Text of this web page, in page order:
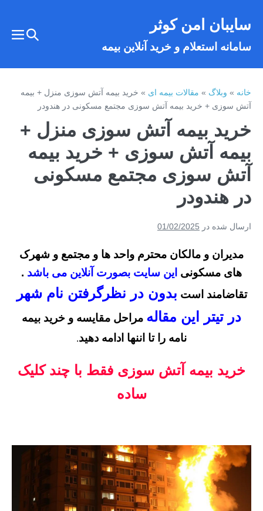
سایبان امن کوثر
سامانه استعلام و خرید آنلاین بیمه
تغییر
خانه»وبلاگ»مقالات بیمه ای»خرید بیمه آتش سوزی منزل + بیمه
آتش سوزی + خرید بیمه آتش سوزی مجتمع مسکونی در هندودر
خرید بیمه آتش سوزی منزل +
بیمه آتش سوزی + خرید بیمه
آتش سوزی مجتمع مسکونی
در هندودر
ارسال شده در 01/02/2025
مدیران و مالکان محترم واحد ها و مجتمع و شهرک
های مسکونی این سایت بصورت آنلاین می باشد
تقاضامند است بدون در نظرگرفتن نام شهر
در تیتر این مقالهمراحل مقایسه و خرید بیمه
نامه را تا اننها ادامه دهید.
خرید بیمه آتش سوزی فقط با چند کلیک
ساده